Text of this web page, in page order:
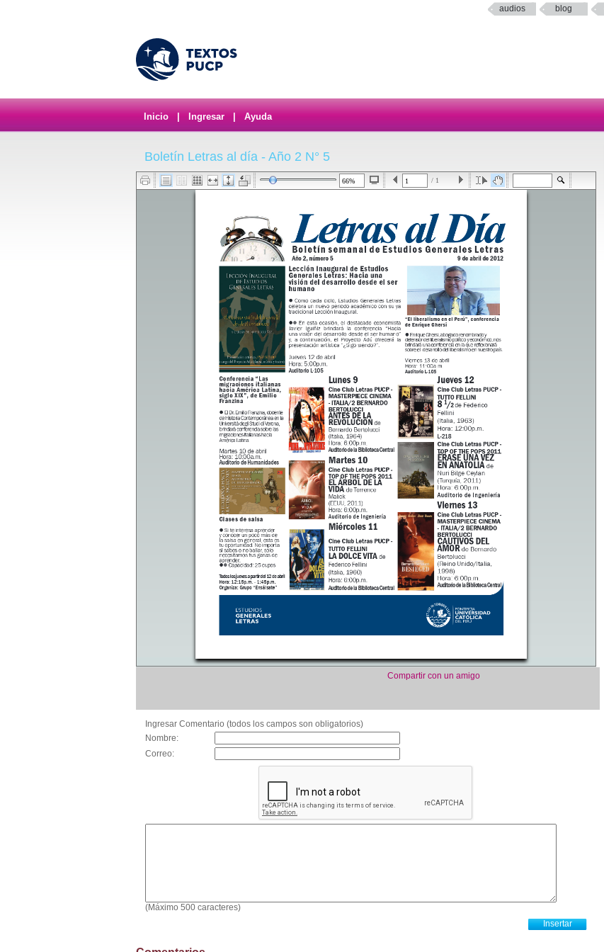
audios blog
Inicio Ingresar Ayuda
Boletín Letras al día - Año 2 N° 5
/ 1
Compartir con un amigo
Ingresar Comentario (todos los campos son obligatorios)
Nombre:
Correo:
(Máximo 500 caracteres)